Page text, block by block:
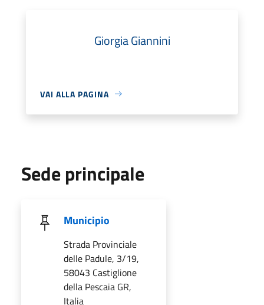
Giorgia Giannini
VAI ALLA PAGINA
Sede principale
Municipio
Strada Provinciale
delle Padule, 3/19,
58043 Castiglione
della Pescaia GR,
Italia